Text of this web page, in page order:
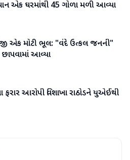
એક ઘરમાંથી 45 ગોળા મળી આવ્યા
એક મોટી ભૂલ: "વંદે ઉત્કલ જનની"
છાપવામાં આવ્યા
ફરાર આરોપી વિશાખા રાઠોડને યુએઈથી